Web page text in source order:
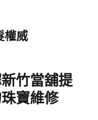
權威
竹當舖提
寶維修